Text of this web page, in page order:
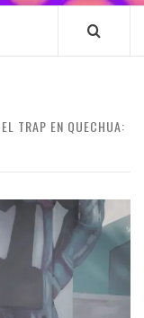
TRAP EN QUECHUA: